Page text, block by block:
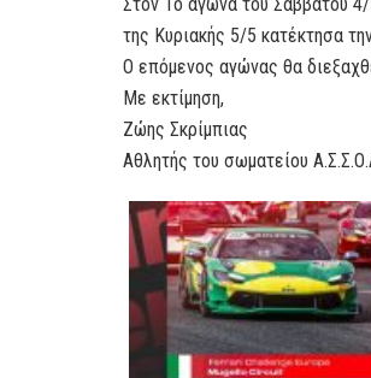
της Κυριακής 5/5 κατέκτησα
Ο επόμενος αγώνας θα
Με εκτίμηση,
Ζώης Σκρίμπιας
Αθλητής του σωματείου